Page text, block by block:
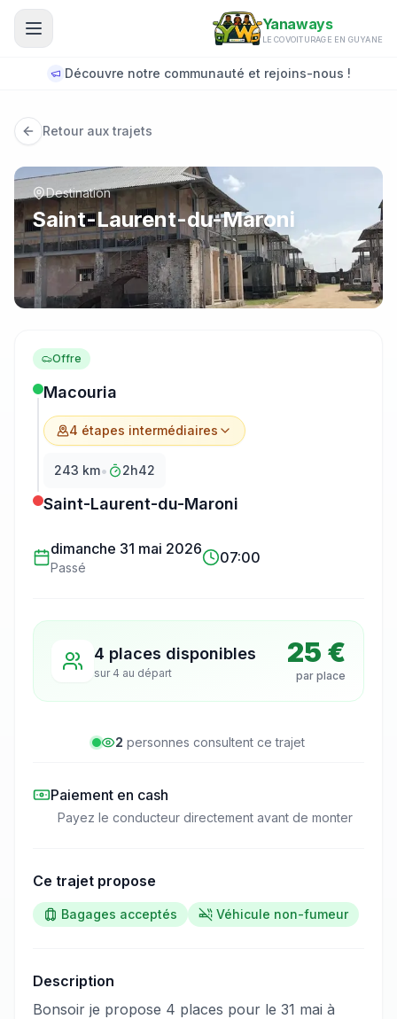
Aller au contenu principal
Yanaways
LE COVOITURAGE EN GUYANE
Découvre notre communauté et rejoins-nous !
Retour aux trajets
Destination
Saint-Laurent-du-Maroni
Offre
Macouria
4 étapes intermédiaires
243 km• 2h42
Saint-Laurent-du-Maroni
dimanche 31 mai 2026
Passé
07:00
4 places disponibles
sur 4 au départ
25 €
par place
2 personnes consultent ce trajet
Paiement en cash
Payez le conducteur directement avant de monter
Ce trajet propose
Bagages acceptés Véhicule non-fumeur
Description
​‌​‍​‌‌​​​‌‌​‌‌​‌‌​‌​‌‌‌​​​​​‌‌‌​​‌‌​‌‌​​​​‌​‌‌​‌‌​‌​‌‌​​‌​​​‌‌​‌‌‌​​‌‌‌​​​‌​​‌‌​​​​​​‌‌​​​​​​‌‌​​​‌​‌‌​​​​‌​‌‌​‌‌​​​​‌‌​​​‌​​‌‌​​​​​​‌‌​‌​​​‌‌‌‌​​‌​‌‌‌​​​​​‌‌​​​​‌​​‌‌​​​‌​‌‌‌​‌​​​‌‌​‌‌‌​​‌‌​​‌​​​‌‌‌​​‌‌‍Bonsoir je propose 4 places pour le 31 mai à